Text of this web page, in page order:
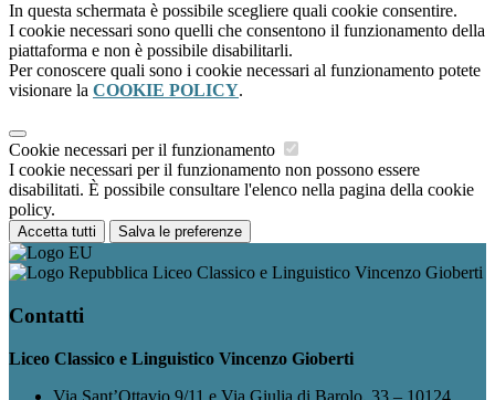
In questa schermata è possibile scegliere quali cookie consentire.
I cookie necessari sono quelli che consentono il funzionamento della
piattaforma e non è possibile disabilitarli.
Per conoscere quali sono i cookie necessari al funzionamento potete
visionare la COOKIE POLICY.
Cookie necessari per il funzionamento
I cookie necessari per il funzionamento non possono essere
disabilitati. È possibile consultare l'elenco nella pagina della cookie
policy.
Accetta tutti Salva le preferenze
Liceo Classico e Linguistico Vincenzo Gioberti
Contatti
Liceo Classico e Linguistico Vincenzo Gioberti
Via Sant’Ottavio 9/11 e Via Giulia di Barolo, 33 – 10124